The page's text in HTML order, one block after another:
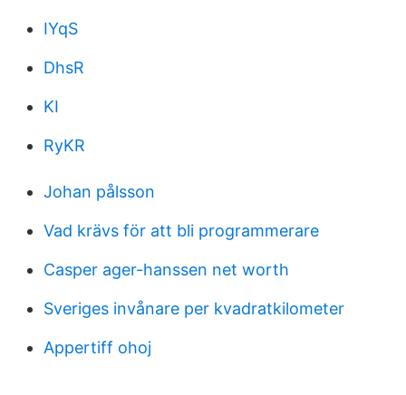
IYqS
DhsR
KI
RyKR
Johan pålsson
Vad krävs för att bli programmerare
Casper ager-hanssen net worth
Sveriges invånare per kvadratkilometer
Appertiff ohoj